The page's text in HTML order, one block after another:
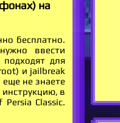
на
бесплатно.
ввести
для
и jailbreak
не знаете
инструкцию, в
Classic.